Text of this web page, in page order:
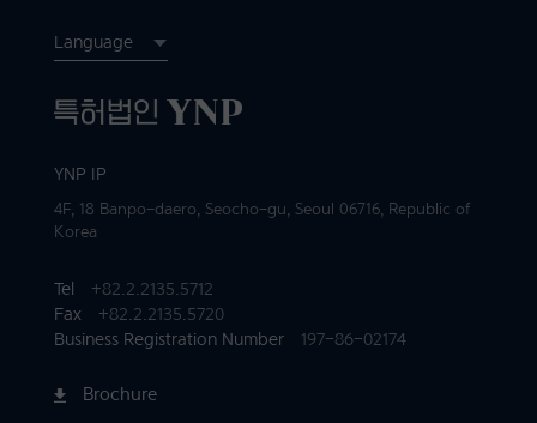
Language
YNP IP
4F, 18 Banpo-daero, Seocho-gu, Seoul 06716, Republic of
Korea
Tel
+82.2.2135.5712
Fax
+82.2.2135.5720
Business Registration Number
197-86-02174
Brochure